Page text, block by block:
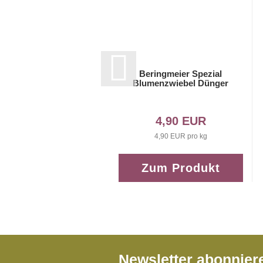
Beringmeier Spezial
Blumenzwiebel Dünger
4,90 EUR
4,90 EUR pro kg
Zum Produkt
Newsletter